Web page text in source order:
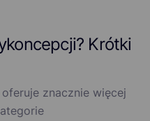
Krótki
znacznie więcej